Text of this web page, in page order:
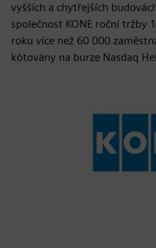
vyšších a chytřejších
společnost KONE roční tržby
roku více než 60 000
kótovány na burze Nasdaq